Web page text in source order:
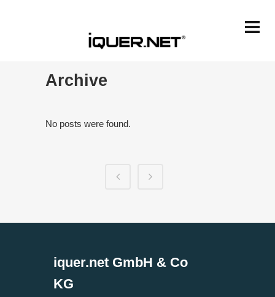
Archive
No posts were found.
iquer.net GmbH & Co
KG